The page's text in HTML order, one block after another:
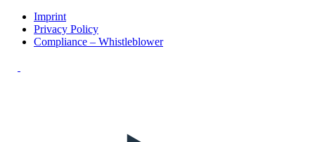
Imprint
Privacy Policy
Compliance – Whistleblower